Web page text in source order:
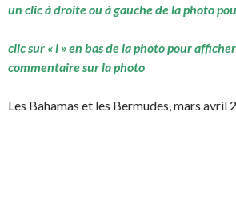
un clic à droite ou à gauche de la photo
clic sur « i » en bas de la photo pour
commentaire sur la photo
Les Bahamas et les Bermudes, mars avril